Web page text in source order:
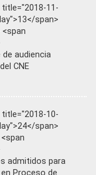
11-
span>
de audiencia
CNE
10-
span>
admitidos para
Proceso de